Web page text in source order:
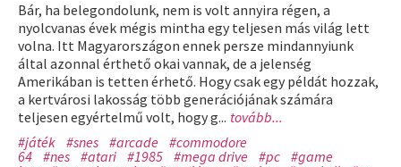
Bár, ha belegondolunk, nem is volt annyira régen, a
nyolcvanas évek mégis mintha egy teljesen más világ lett
volna. Itt Magyarországon ennek persze mindannyiunk
által azonnal érthető okai vannak, de a jelenség
Amerikában is tetten érhető. Hogy csak egy példát hozzak,
a kertvárosi lakosság több generációjának számára
teljesen egyértelmű volt, hogy g... tovább...
#játék #snes #arcade
#commodore
64 #nes #atari #1985 #mega drive #pc #game